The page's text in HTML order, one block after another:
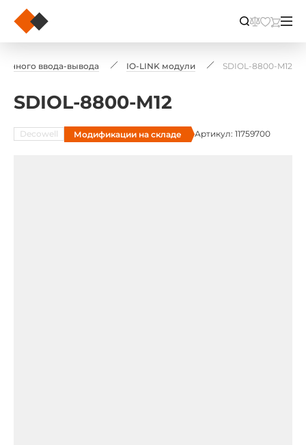
ввода-вывода IO-LINK модули SDIOL-8800-M12
SDIOL-8800-M12
Decowell Модификации на складе Артикул: 11759700